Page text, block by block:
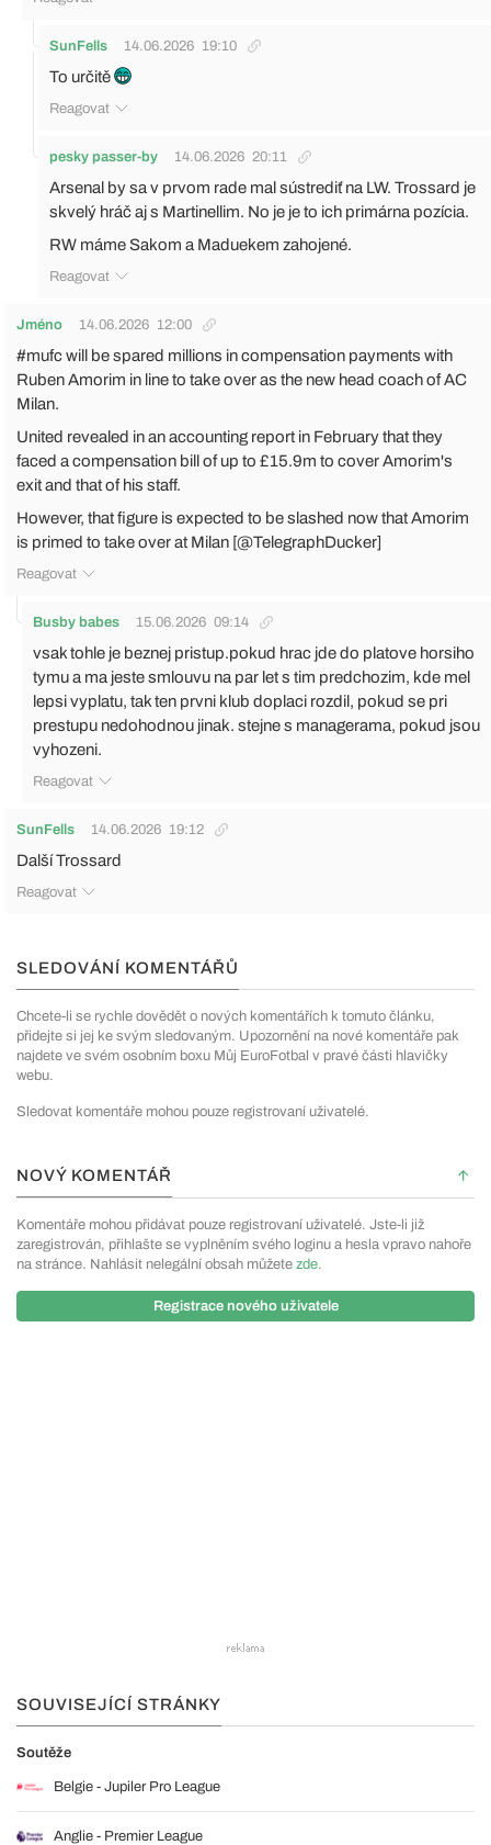
SunFells 14.06.2026 19:10
To určitě
Reagovat
pesky passer-by 14.06.2026 20:11
Arsenal by sa v prvom rade mal sústrediť na LW. Trossard je
skvelý hráč aj s Martinellim. No je je to ich primárna pozícia.
RW máme Sakom a Maduekem zahojené.
Reagovat
Jméno 14.06.2026 12:00
#mufc will be spared millions in compensation payments with
Ruben Amorim in line to take over as the new head coach of AC
Milan.
United revealed in an accounting report in February that they
faced a compensation bill of up to £15.9m to cover Amorim's
exit and that of his staff.
However, that figure is expected to be slashed now that Amorim
is primed to take over at Milan [@TelegraphDucker]
Reagovat
Busby babes 15.06.2026 09:14
vsak tohle je beznej pristup.pokud hrac jde do platove horsiho
tymu a ma jeste smlouvu na par let s tim predchozim, kde mel
lepsi vyplatu, tak ten prvni klub doplaci rozdil, pokud se pri
prestupu nedohodnou jinak. stejne s managerama, pokud jsou
vyhozeni.
Reagovat
SunFells 14.06.2026 19:12
Další Trossard
Reagovat
SLEDOVÁNÍ KOMENTÁŘŮ
Chcete-li se rychle dovědět o nových komentářích k tomuto článku,
přidejte si jej ke svým sledovaným. Upozornění na nové komentáře pak
najdete ve svém osobním boxu Můj EuroFotbal v pravé části hlavičky
webu.
Sledovat komentáře mohou pouze registrovaní uživatelé.
NOVÝ KOMENTÁŘ
Komentáře mohou přidávat pouze registrovaní uživatelé. Jste-li již
zaregistrován, přihlašte se vyplněním svého loginu a hesla vpravo nahoře
na stránce. Nahlásit nelegální obsah můžete zde.
Registrace nového uživatele
SOUVISEJÍCÍ STRÁNKY
Soutěže
Belgie - Jupiler Pro League
Anglie - Premier League